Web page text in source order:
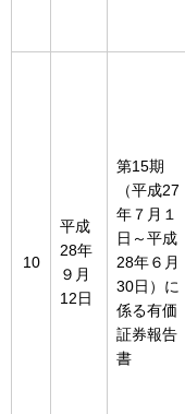
10
平成
28年
９月
12日
第15期
（平成27
年７月１
日～平成
28年６月
30日）に
係る有価
証券報告
書